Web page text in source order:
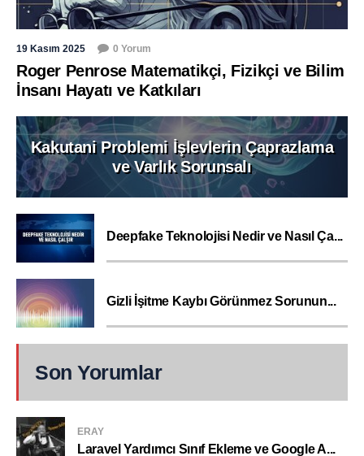
19 Kasım 2025 0 Yorum
Roger Penrose Matematikçi, Fizikçi ve Bilim
İnsanı Hayatı ve Katkıları
Kakutani Problemi İşlevlerin Çaprazlama
ve Varlık Sorunsalı
Deepfake Teknolojisi Nedir ve Nasıl Ça...
Gizli İşitme Kaybı Görünmez Sorunun...
Son Yorumlar
ERAY
Laravel Yardımcı Sınıf Ekleme ve Google A...